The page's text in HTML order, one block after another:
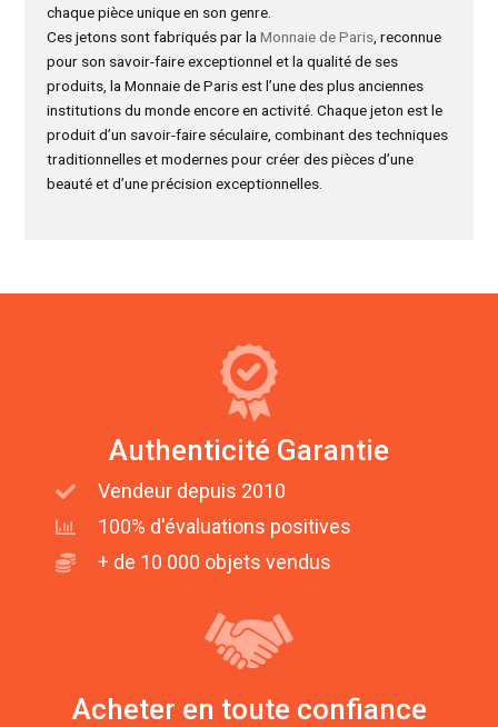
chaque pièce unique en son genre.
Ces jetons sont fabriqués par laMonnaie de Paris, reconnue
pour son savoir-faire exceptionnel et la qualité de ses
produits, la Monnaie de Paris est l’une des plus anciennes
institutions du monde encore en activité. Chaque jeton est le
produit d’un savoir-faire séculaire, combinant des techniques
traditionnelles et modernes pour créer des pièces d’une
beauté et d’une précision exceptionnelles.
Authenticité Garantie
Vendeur depuis 2010
100% d'évaluations positives
+ de 10 000 objets vendus
Acheter en toute confiance